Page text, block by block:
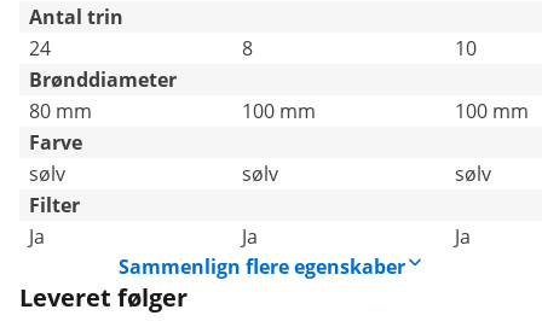
Antal trin
24
8
10
Brønddiameter
80 mm
100 mm
100 mm
Farve
sølv
sølv
sølv
Filter
Ja
Ja
Ja
Sammenlign flere egenskaber
Leveret følger